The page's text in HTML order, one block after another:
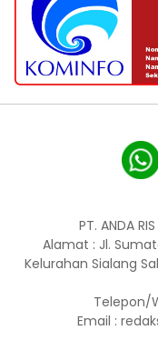
PT. ANDA
Alamat : Jl.
Kelurahan Sialang
Telepon/
Email :